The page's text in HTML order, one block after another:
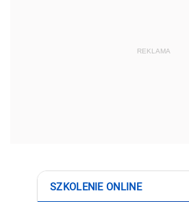
REKLAMA
SZKOLENIE ONLINE